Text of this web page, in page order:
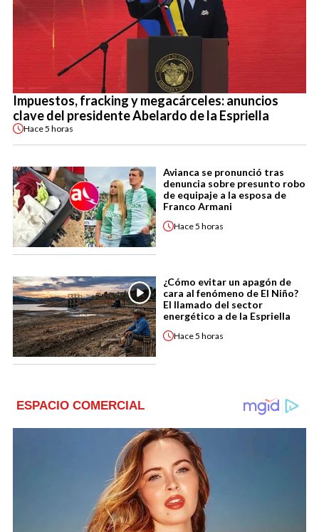
Impuestos, fracking y megacárceles: anuncios
clave del presidente Abelardo de la Espriella
Hace5 horas
Avianca se pronunció tras
denuncia sobre presunto robo
de equipaje a la esposa de
Franco Armani
Hace5 horas
¿Cómo evitar un apagón de
cara al fenómeno de El Niño?
El llamado del sector
energético a de la Espriella
Hace5 horas